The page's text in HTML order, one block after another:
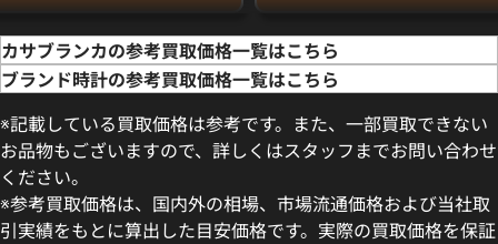
カサブランカの参考買取価格一覧はこちら
ブランド時計の参考買取価格一覧はこちら
※記載している買取価格は参考です。また、一部買取できない
お品物もございますので、詳しくはスタッフまでお問い合わせ
ください。
※参考買取価格は、国内外の相場、市場流通価格および当社取
引実績をもとに算出した目安価格です。実際の買取価格を保証